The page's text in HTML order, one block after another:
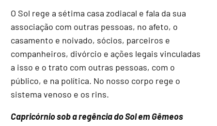
O Sol rege a sétima casa zodiacal e fala da sua
associação com outras pessoas, no afeto, o
casamento e noivado, sócios, parceiros e
companheiros, divórcio e ações legais vinculadas
a isso e o trato com outras pessoas, com o
público, e na política. No nosso corpo rege o
sistema venoso e os rins.
Capricórnio sob a regência do Sol em Gêmeos